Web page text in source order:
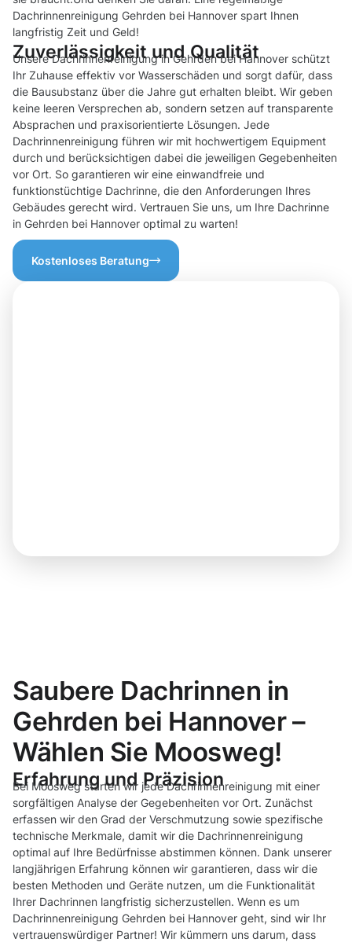
Dachrinnenreinigung Gehrden bei Hannover spart Ihnen
langfristig Zeit und Geld!
Zuverlässigkeit und Qualität
Unsere Dachrinnenreinigung in Gehrden bei Hannover schützt
Ihr Zuhause effektiv vor Wasserschäden und sorgt dafür, dass
die Bausubstanz über die Jahre gut erhalten bleibt. Wir geben
keine leeren Versprechen ab, sondern setzen auf transparente
Absprachen und praxisorientierte Lösungen. Jede
Dachrinnenreinigung führen wir mit hochwertigem Equipment
durch und berücksichtigen dabei die jeweiligen Gegebenheiten
vor Ort. So garantieren wir eine einwandfreie und
funktionstüchtige Dachrinne, die den Anforderungen Ihres
Gebäudes gerecht wird. Vertrauen Sie uns, um Ihre Dachrinne
in Gehrden bei Hannover optimal zu warten!
Kostenloses Beratung
Saubere Dachrinnen in
Gehrden bei Hannover –
Wählen Sie Moosweg!
Erfahrung und Präzision
Bei Moosweg starten wir jede Dachrinnenreinigung mit einer
sorgfältigen Analyse der Gegebenheiten vor Ort. Zunächst
erfassen wir den Grad der Verschmutzung sowie spezifische
technische Merkmale, damit wir die Dachrinnenreinigung
optimal auf Ihre Bedürfnisse abstimmen können. Dank unserer
langjährigen Erfahrung können wir garantieren, dass wir die
besten Methoden und Geräte nutzen, um die Funktionalität
Ihrer Dachrinnen langfristig sicherzustellen. Wenn es um
Dachrinnenreinigung Gehrden bei Hannover geht, sind wir Ihr
vertrauenswürdiger Partner! Wir kümmern uns darum, dass